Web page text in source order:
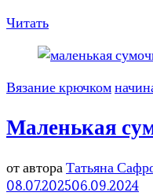
Читать
Вязание крючком
Маленькая
от автораТатьяна
08.07.202506.09.2024